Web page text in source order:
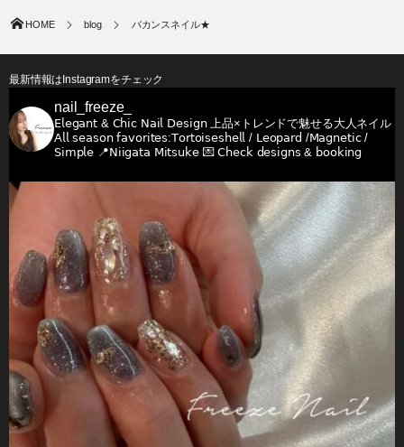
HOME blog バカンスネイル★
最新情報はInstagramをチェック
nail_freeze_
𝖤𝗅𝖾𝗀𝖺𝗇𝗍 & 𝖢𝗁𝗂𝖼 𝖭𝖺𝗂𝗅 𝖣𝖾𝗌𝗂𝗀𝗇上品×トレンドで魅せる大人ネイル
𝖠𝗅𝗅 𝗌𝖾𝖺𝗌𝗈𝗇 𝖿𝖺𝗏𝗈𝗋𝗂𝗍𝖾𝗌:𝖳𝗈𝗋𝗍𝗈𝗂𝗌𝖾𝗌𝗁𝖾𝗅𝗅 / 𝖫𝖾𝗈𝗉𝖺𝗋𝖽 /𝖬𝖺𝗀𝗇𝖾𝗍𝗂𝖼 /
𝖲𝗂𝗆𝗉𝗅𝖾 📍𝖭𝗂𝗂𝗀𝖺𝗍𝖺 𝖬𝗂𝗍𝗌𝗎𝗄𝖾💌 𝖢𝗁𝖾𝖼𝗄 𝖽𝖾𝗌𝗂𝗀𝗇𝗌 & 𝖻𝗈𝗈𝗄𝗂𝗇𝗀